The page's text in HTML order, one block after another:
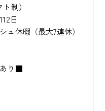
制）
日
ュ休暇（最大7連休）
り■